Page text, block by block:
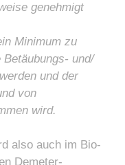
genehmigt
Minimum zu
und/
und der
von
wird.
also auch im Bio-
Demeter-